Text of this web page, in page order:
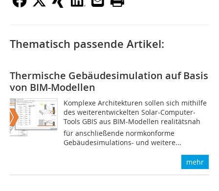
Thematisch passende Artikel:
Thermische Gebäudesimulation auf Basis
von BIM-Modellen
Komplexe Architekturen sollen sich mithilfe
des weiterentwickelten Solar-Computer-
Tools GBIS aus BIM-Modellen realitätsnah
für anschließende normkonforme
Gebäudesimulations- und weitere...
mehr